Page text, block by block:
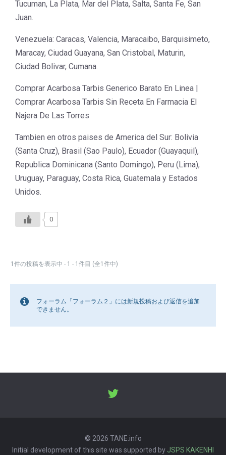
Tucuman, La Plata, Mar del Plata, Salta, Santa Fe, San
Juan.
Venezuela: Caracas, Valencia, Maracaibo, Barquisimeto,
Maracay, Ciudad Guayana, San Cristobal, Maturin,
Ciudad Bolivar, Cumana.
Comprar Acarbosa Tarbis Generico Barato En Linea |
Comprar Acarbosa Tarbis Sin Receta En Farmacia El
Najera De Las Torres
Tambien en otros paises de America del Sur: Bolivia
(Santa Cruz), Brasil (Sao Paulo), Ecuador (Guayaquil),
Republica Dominicana (Santo Domingo), Peru (Lima),
Uruguay, Paraguay, Costa Rica, Guatemala y Estados
Unidos.
0
1件の投稿を表示中 - 1 - 1件目 (全1件中)
フォーラム「フォーラム２」には新規投稿および返信を追加
できません。
© 2026 TANE.info
Initial development of this site was supported by JSPS KAKENHI